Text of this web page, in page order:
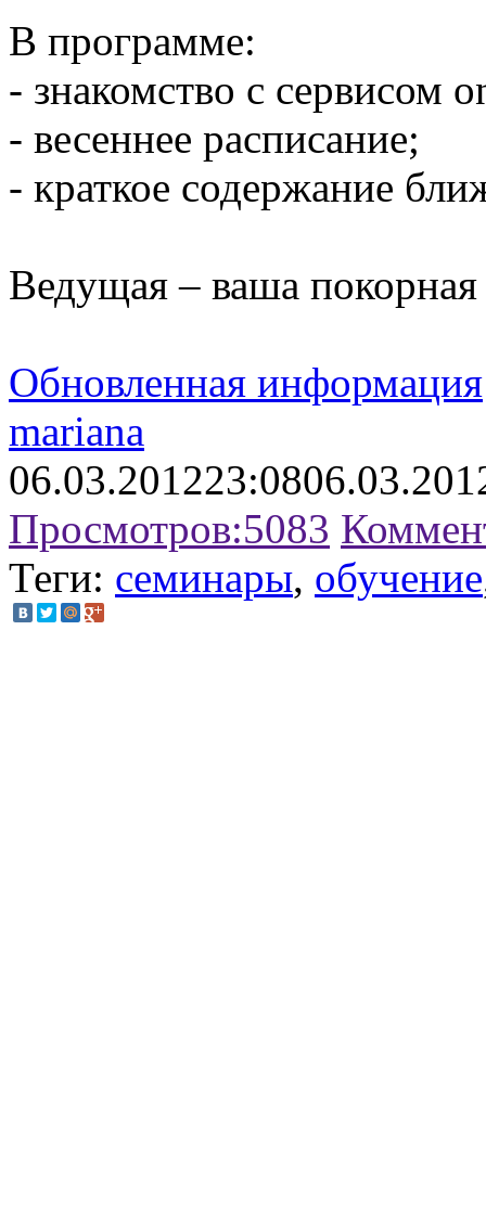
В программе:
- знакомство с сервисом
- весеннее расписание;
- краткое содержание
Ведущая – ваша
Обновленная информация
mariana
06.03.201223:08
Просмотров:5083
Теги: семинары, обучение